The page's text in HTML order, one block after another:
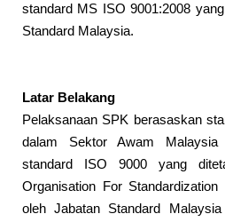
standard MS ISO 9001:2008
Standard Malaysia.
Latar Belakang
Pelaksanaan SPK berasaskan
dalam Sektor Awam
standard ISO 9000 yang
Organisation For
oleh Jabatan Standard